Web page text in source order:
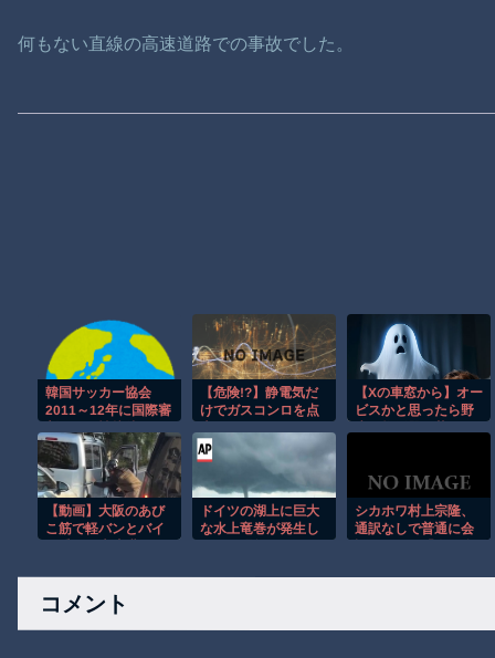
何もない直線の高速道路での事故でした。
韓国サッカー協会
2011～12年に国際審
［8/7］
【危険!?】静電気だ
けでガスコンロを点
【Xの車窓から】オー
ビスかと思ったら野
【動画】大阪のあび
こ筋で軽バンとバイ
ドイツの湖上に巨大
な水上竜巻が発生し
シカホワ村上宗隆、
通訳なしで普通に会
は0だった」
コメント